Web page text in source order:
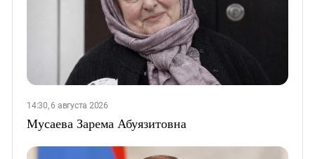
14:30, 6 августа 2026
Мусаева Зарема Абуязитовна